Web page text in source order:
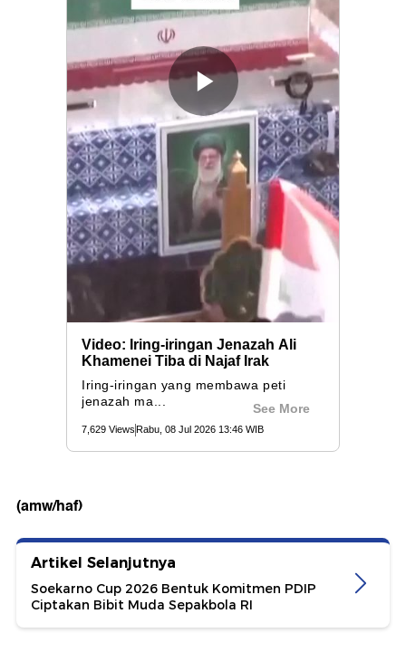
(amw/haf)
Artikel Selanjutnya
Soekarno Cup 2026 Bentuk Komitmen PDIP
Ciptakan Bibit Muda Sepakbola RI